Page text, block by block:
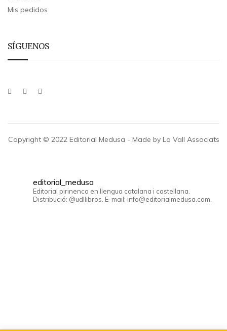
Mis pedidos
SÍGUENOS
Copyright © 2022 Editorial Medusa - Made by La Vall Associats
editorial_medusa
Editorial pirinenca en llengua catalana i castellana.
Distribució: @udllibros. E-mail: info@editorialmedusa.com.